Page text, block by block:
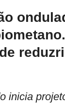
reduzri
inicia